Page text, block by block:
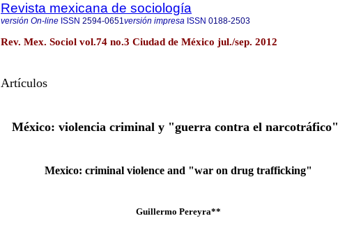
Revista mexicana de sociología
versión On-line ISSN 2594-0651versión impresa ISSN 0188-2503
Rev. Mex. Sociol vol.74 no.3 Ciudad de México jul./sep. 2012
Artículos
México: violencia criminal y "guerra contra el narcotráfico"
Mexico: criminal violence and "war on drug trafficking"
Guillermo Pereyra**